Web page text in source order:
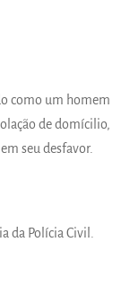
como um homem
de domícilio,
seu desfavor.
da Polícia Civil.